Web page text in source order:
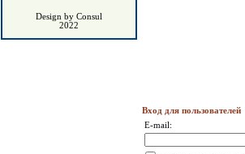
Design by Consul
2022
Вход для пользователей
E-mail: